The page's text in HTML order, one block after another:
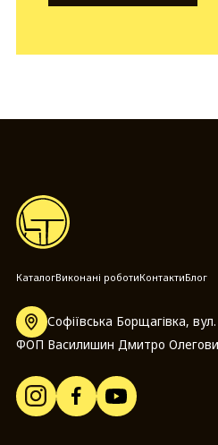
КаталогВиконані роботиКонтактиБлог
Софіївська Борщагівка,
ФОП Василишин Дмитро